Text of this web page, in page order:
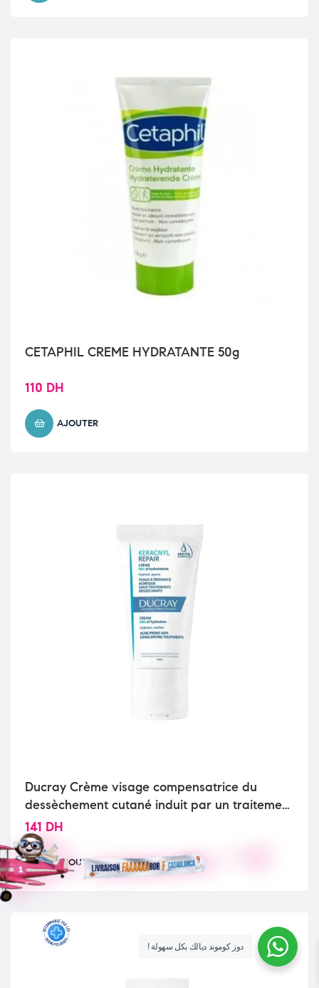
CETAPHIL CREME HYDRATANTE 50g
110 DH
AJOUTER
Ducray Crème visage compensatrice du
dessèchement cutané induit par un traitement
anti-acnéique oral Keracnyl Repair Crème
141 DH
AJOUTER
! دوز كوموند ديالك بكل سهولة